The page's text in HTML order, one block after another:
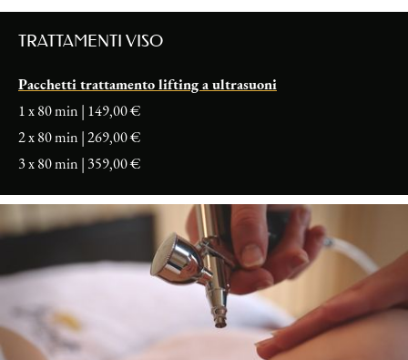
TRATTAMENTI VISO
Pacchetti trattamento lifting a ultrasuoni
1 x 80 min | 149,00 €
2 x 80 min | 269,00 €
3 x 80 min | 359,00 €